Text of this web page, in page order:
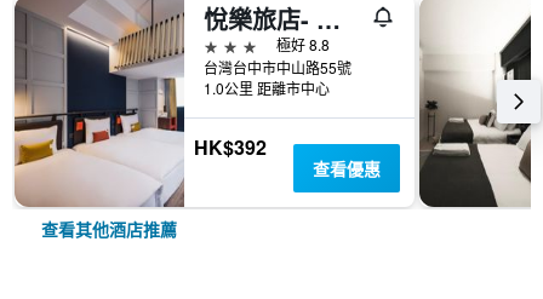
悅樂旅店- 台中站前
3星級
極好 8.8
台灣台中市中山路55號
1.0公里 距離市中心
HK$392
查看優惠
查看其他酒店推薦